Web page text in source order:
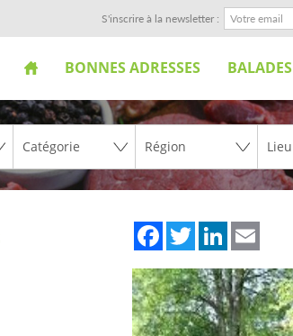
S'inscrire à la newsletter :
BONNES ADRESSES BALADES
FacebookTwitterLinkedIn